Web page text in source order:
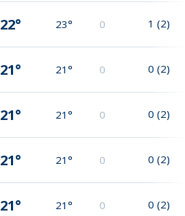
22° 23° 0 1 (2)
21° 21° 0 0 (2)
21° 21° 0 0 (2)
21° 21° 0 0 (2)
21° 21° 0 0 (2)